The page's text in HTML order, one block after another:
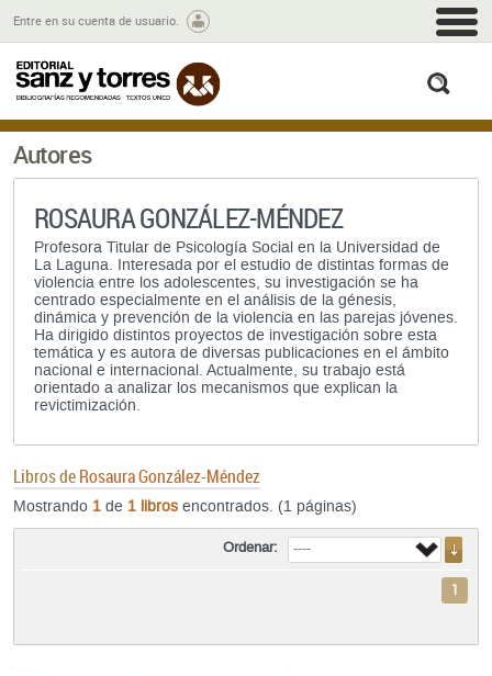
Entre en su cuenta de usuario.
Autores
ROSAURA GONZÁLEZ-MÉNDEZ
Profesora Titular de Psicología Social en la Universidad de
La Laguna. Interesada por el estudio de distintas formas de
violencia entre los adolescentes, su investigación se ha
centrado especialmente en el análisis de la génesis,
dinámica y prevención de la violencia en las parejas jóvenes.
Ha dirigido distintos proyectos de investigación sobre esta
temática y es autora de diversas publicaciones en el ámbito
nacional e internacional. Actualmente, su trabajo está
orientado a analizar los mecanismos que explican la
revictimización.
Libros deRosaura González-Méndez
Mostrando 1 de 1 libros encontrados. (1 páginas)
Ordenar:
1